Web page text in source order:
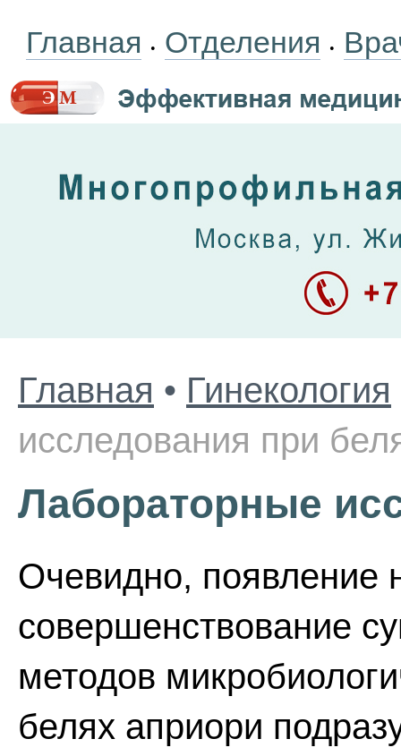
Главная • Отделения •
Главная • Гинекология
исследования при
Лабораторные
Очевидно, появление
совершенствование
методов
белях априори